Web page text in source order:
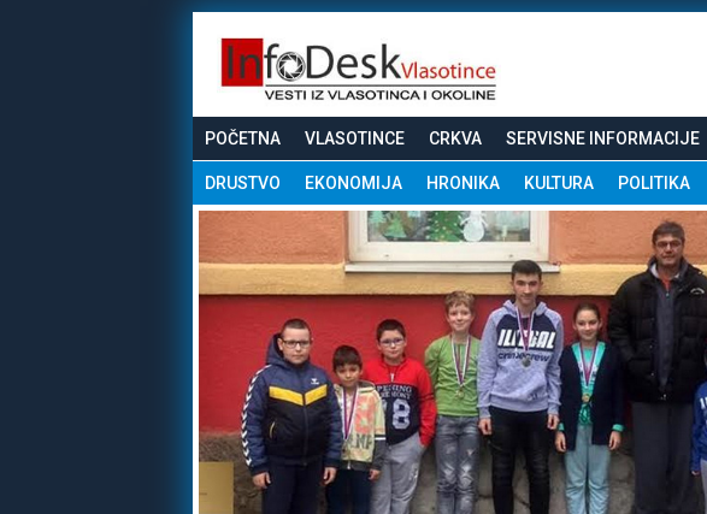
POČETNA VLASOTINCE CRKVA SERVISNE INFORMACIJE
DRUSTVO EKONOMIJA HRONIKA KULTURA POLITIKA